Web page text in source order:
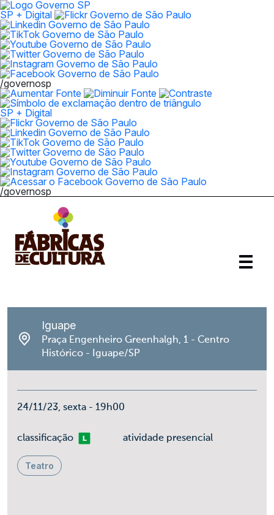
SP + Digital
/governosp
SP + Digital
/governosp
Iguape
Praça Engenheiro Greenhalgh, 1 - Centro
Histórico - Iguape/SP
24/11/23, sexta - 19h00
classificaçãoLivre atividade presencial
Teatro